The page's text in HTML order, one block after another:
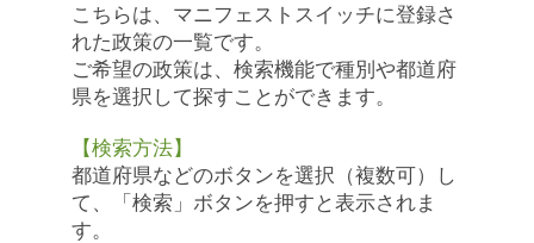
こちらは、マニフェストスイッチに登録さ
れた政策の一覧です。
ご希望の政策は、検索機能で種別や都道府
県を選択して探すことができます。
【検索方法】
都道府県などのボタンを選択（複数可）し
て、「検索」ボタンを押すと表示されま
す。